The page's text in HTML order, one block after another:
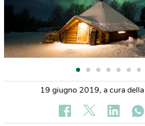
19 giugno 2019, a cura